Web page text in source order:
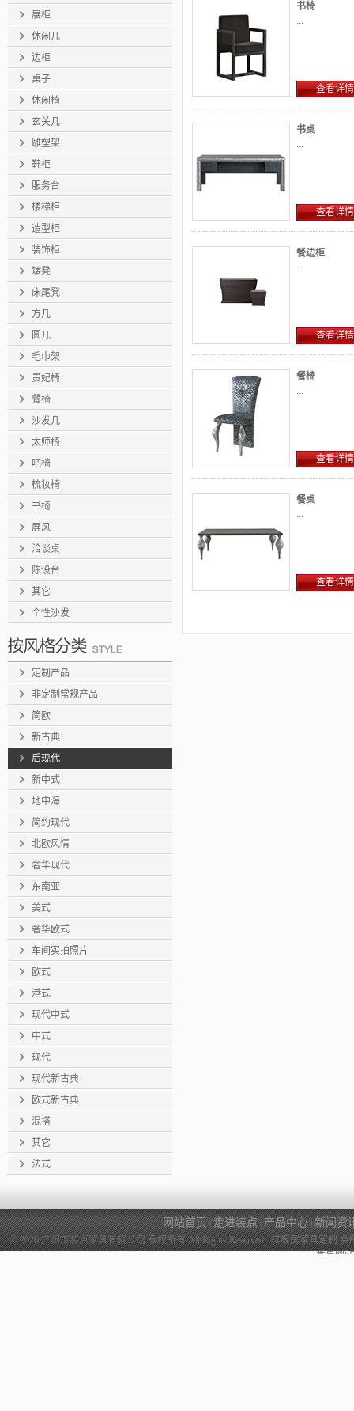
展柜
休闲几
边柜
桌子
休闲椅
玄关几
雕塑架
鞋柜
服务台
楼梯柜
造型柜
装饰柜
矮凳
床尾凳
方几
圆几
毛巾架
贵妃椅
餐椅
沙发几
太师椅
吧椅
梳妆椅
书椅
屏风
洽谈桌
陈设台
其它
个性沙发
定制产品
非定制常规产品
简欧
新古典
后现代
新中式
地中海
简约现代
北欧风情
奢华现代
东南亚
美式
奢华欧式
车间实拍照片
欧式
港式
现代中式
中式
现代
现代新古典
欧式新古典
混搭
其它
法式
书椅
...
查看详情
书桌
...
查看详情
餐边柜
...
查看详情
餐椅
...
查看详情
餐桌
...
查看详情
网站首页|走进装点|产品中心|新闻资
© 2026广州市装点家具有限公司版权所有 All Rights Reserved. 样板房家具定制,
番禺网